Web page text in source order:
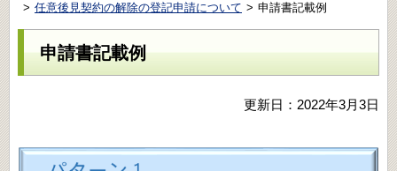
任意後見契約の解除の登記申請について
申請書記載例
申請書記載例
更新日：2022年3月3日